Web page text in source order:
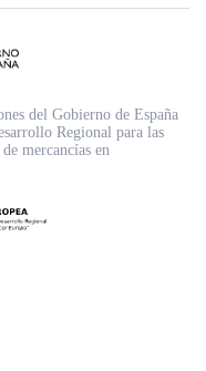
del Gobierno de España
Regional para las
mercancías en